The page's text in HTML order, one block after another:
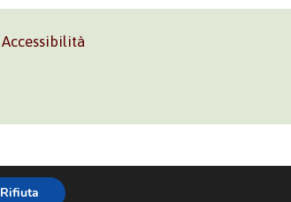
Accessibilità
Rifiuta